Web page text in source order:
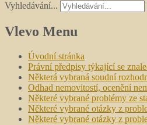
Vyhledávání...
Vlevo Menu
Úvodní stránka
Právní předpisy týkající se
Některá vybraná soudní
Odhad nemovitostí, ocenění
Některé vybrané problémy ze
Některé vybrané otázky z
Některé vybrané otázky z